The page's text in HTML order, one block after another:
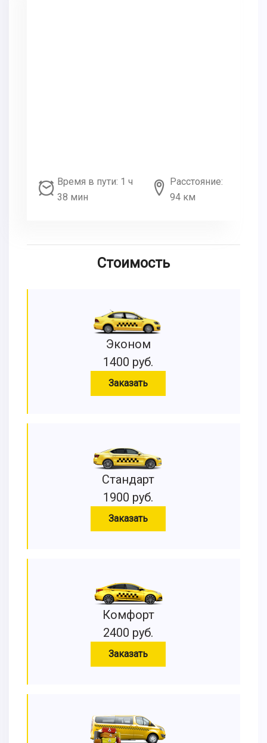
Время в пути: 1 ч
38 мин
Расстояние:
94 км
Стоимость
Эконом
1400 руб.
Заказать
Стандарт
1900 руб.
Заказать
Комфорт
2400 руб.
Заказать